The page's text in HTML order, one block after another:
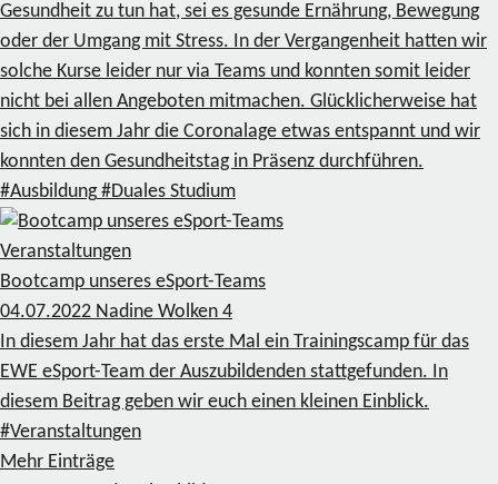
Gesundheit zu tun hat, sei es gesunde Ernährung, Bewegung
oder der Umgang mit Stress. In der Vergangenheit hatten wir
solche Kurse leider nur via Teams und konnten somit leider
nicht bei allen Angeboten mitmachen. Glücklicherweise hat
sich in diesem Jahr die Coronalage etwas entspannt und wir
konnten den Gesundheitstag in Präsenz durchführen.
#Ausbildung #Duales Studium
Veranstaltungen
Bootcamp unseres eSport-Teams
04.07.2022 Nadine Wolken 4
In diesem Jahr hat das erste Mal ein Trainingscamp für das
EWE eSport-Team der Auszubildenden stattgefunden. In
diesem Beitrag geben wir euch einen kleinen Einblick.
#Veranstaltungen
Mehr Einträge